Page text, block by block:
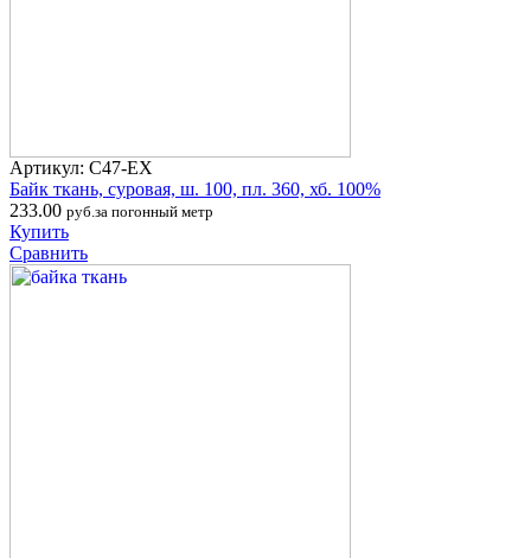
Артикул: С47-ЕХ
Байк ткань, суровая, ш. 100, пл. 360, хб. 100%
233.00 руб.за погонный метр
Купить
Сравнить